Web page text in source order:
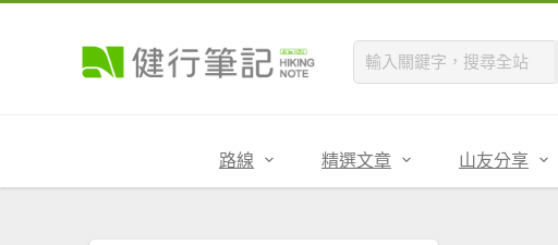
路線 精選文章 山友分享